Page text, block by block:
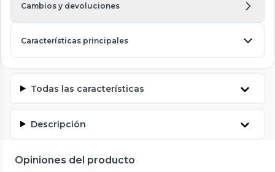
Cambios y devoluciones
Características principales
Todas las características
Descripción
Opiniones del producto